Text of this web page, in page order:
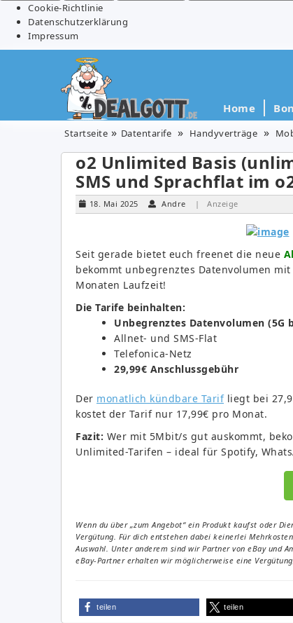
Cookie-Richtlinie
Datenschutzerklärung
Impressum
Home
Startseite Datentarife Handyverträge
o2 Unlimited Basis
SMS und Sprachflat im
18. Mai 2025 Andre | Anzeige
Seit gerade bietet euch freenet die neue
bekommt unbegrenztes Datenvolumen
Monaten Laufzeit!
Die Tarife beinhalten:
Unbegrenztes Datenvolumen (5G
Allnet- und SMS-Flat
Telefonica-Netz
29,99€ Anschlussgebühr
Der monatlich kündbare Tarifliegt bei
kostet der Tarif nur 17,99€ pro Monat.
Fazit: Wer mit 5Mbit/s gut auskommt,
Unlimited-Tarifen – ideal für Spotify,
Wenn du über „zum Angebot“ ein Produkt kaufst oder
Vergütung. Für dich entstehen dabei keinerlei
Auswahl. Unter anderem sind wir Partner von eBay und
eBay-Partner erhalten wir möglicherweise eine
teilen teilen